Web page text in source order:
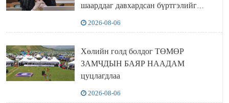
шаарддаг давхардсан бүртгэлийг
2026-08-06
Хөлийн голд болдог ТӨМӨР
ЗАМЧДЫН БАЯР НААДАМ
цуцлагдлаа
2026-08-06